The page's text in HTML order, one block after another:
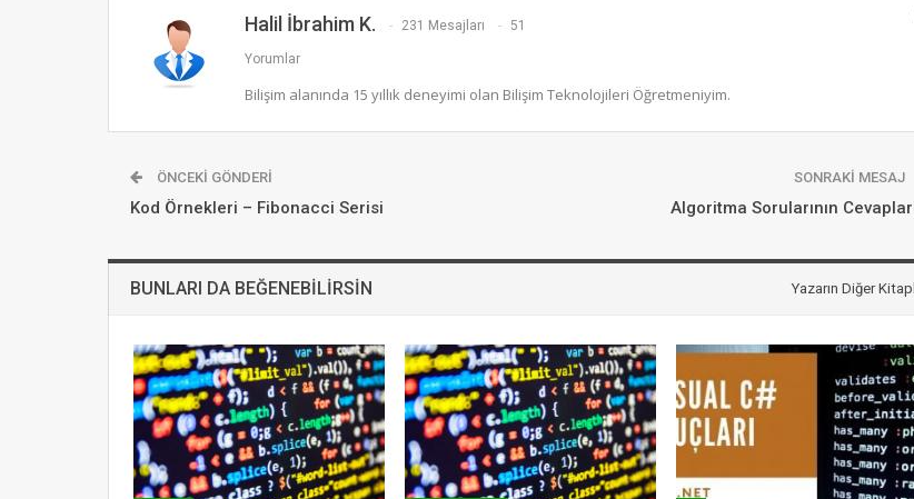
Halil İbrahim K. 231 Mesajları 51
Yorumlar
Bilişim alanında 15 yıllık deneyimi olan Bilişim Teknolojileri Öğretmeniyim.
ÖNCEKI GÖNDERI
Kod Örnekleri – Fibonacci Serisi
SONRAKI MESAJ
Algoritma Sorularının
BUNLARI DA BEĞENEBILIRSIN Yazarın Diğer